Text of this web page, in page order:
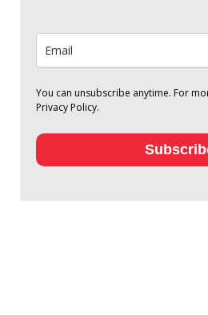
You can unsubscribe anytime. For
Privacy Policy.